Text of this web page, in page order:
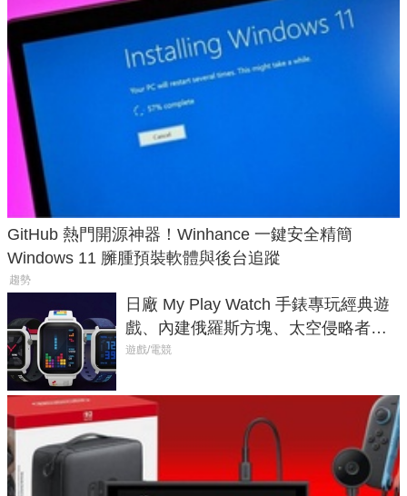
GitHub 熱門開源神器！Winhance 一鍵安全精簡
Windows 11 臃腫預裝軟體與後台追蹤
趨勢
日廠 My Play Watch 手錶專玩經典遊
戲、內建俄羅斯方塊、太空侵略者，
不過竟然不能連手機？
遊戲/電競